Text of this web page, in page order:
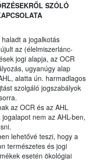
SZÓLÓ
a jogalkotás
az (élelmiszerlánc-
jogi alapja, az OCR
ugyanúgy alap
alatta ún. harmadlagos
szolgáló jogszabályok
az OCR és az AHL
nem az AHL-ben,
lehetővé teszi, hogy a
természetes és jogi
esetén ökológiai